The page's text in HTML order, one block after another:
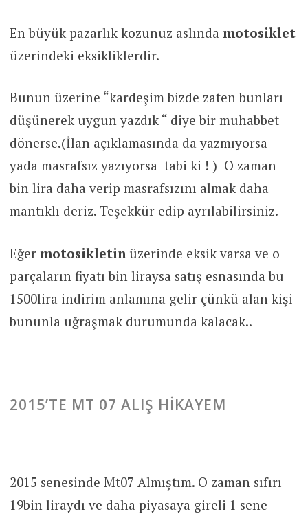
En büyük pazarlık kozunuz aslında motosiklet
üzerindeki eksikliklerdir.
Bunun üzerine “kardeşim bizde zaten bunları
düşünerek uygun yazdık “ diye bir muhabbet
dönerse.(İlan açıklamasında da yazmıyorsa
yada masrafsız yazıyorsa tabi ki ! ) O zaman
bin lira daha verip masrafsızını almak daha
mantıklı deriz. Teşekkür edip ayrılabilirsiniz.
Eğer motosikletinüzerinde eksik varsa ve o
parçaların fiyatı bin liraysa satış esnasında bu
1500lira indirim anlamına gelir çünkü alan kişi
bununla uğraşmak durumunda kalacak..
2015’TE MT 07 ALIŞ HIKAYEM
2015 senesinde Mt07 Almıştım. O zaman sıfırı
19bin liraydı ve daha piyasaya gireli 1 sene